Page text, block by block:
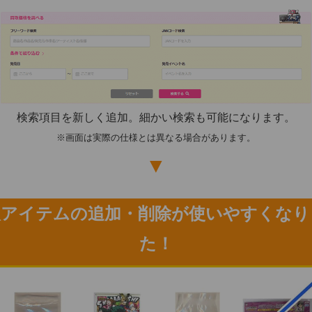
検索項目を新しく追加。細かい検索も可能になります。
※画面は実際の仕様とは異なる場合があります。
▼
イテムの追加・削除が使いやすくな
た！